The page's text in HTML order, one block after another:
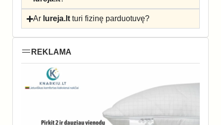
Ar lureja.lt turi fizinę parduotuvę?
REKLAMA